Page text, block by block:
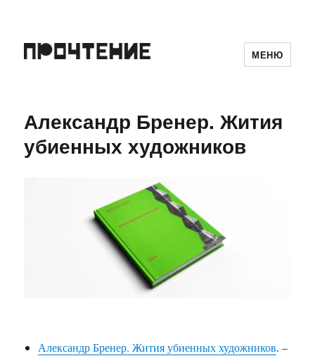
МЕНЮ
Александр Бренер. Жития
убиенных художников
Александр Бренер. Жития убиенных художников. –